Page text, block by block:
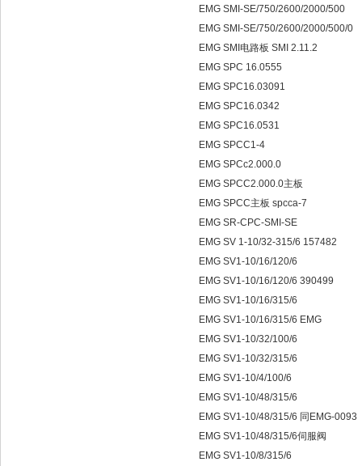
EMG SMI-SE/750/2600/2000/500
EMG SMI-SE/750/2600/2000/500/0
EMG SMI电路板 SMI 2.11.2
EMG SPC 16.0555
EMG SPC16.03091
EMG SPC16.0342
EMG SPC16.0531
EMG SPCC1-4
EMG SPCc2.000.0
EMG SPCC2.000.0主板
EMG SPCC主板 spcca-7
EMG SR-CPC-SMI-SE
EMG SV 1-10/32-315/6 157482
EMG SV1-10/16/120/6
EMG SV1-10/16/120/6 390499
EMG SV1-10/16/315/6
EMG SV1-10/16/315/6 EMG
EMG SV1-10/32/100/6
EMG SV1-10/32/315/6
EMG SV1-10/4/100/6
EMG SV1-10/48/315/6
EMG SV1-10/48/315/6 同EMG-0093
EMG SV1-10/48/315/6伺服阀
EMG SV1-10/8/315/6